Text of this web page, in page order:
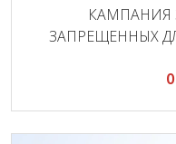
КАМПАНИЯ
ЗАПРЕЩЕННЫХ